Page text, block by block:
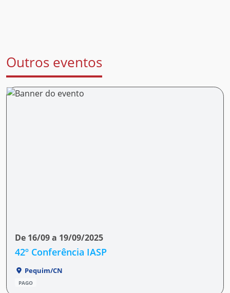
Outros eventos
De 16/09 a 19/09/2025
42º Conferência IASP
Pequim/CN
PAGO